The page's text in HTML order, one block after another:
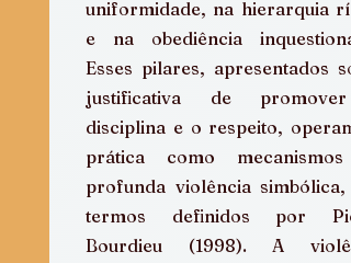
uniformidade, na hierarquia
e na obediência
Esses pilares, apresentados
justificativa de
disciplina e o respeito,
prática como mecanismos
profunda violência simbólica,
termos definidos por
Bourdieu (1998). A